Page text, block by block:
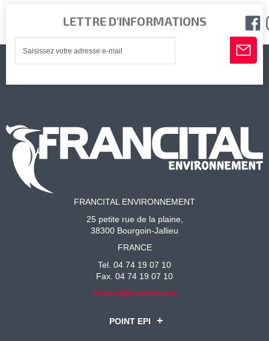
LETTRE D'INFORMATIONS
FRANCITAL ENVIRONNEMENT
25 petite rue de la plaine,
38300 Bourgoin-Jallieu
FRANCE
Tel. 04 74 19 07 10
Fax. 04 74 19 07 10
contact@francital.com
POINT EPI